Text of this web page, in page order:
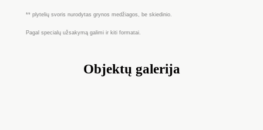
** plytelių svoris nurodytas grynos medžiagos, be skiedinio.
Pagal specialų užsakymą galimi ir kiti formatai.
Objektų galerija